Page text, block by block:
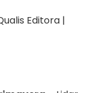
Editora |